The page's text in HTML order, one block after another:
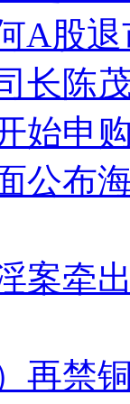
A股
长陈
始申
公布
案牵
再禁